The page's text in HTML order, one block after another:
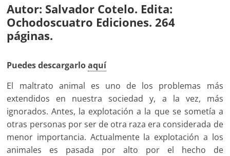
Autor: Salvador Cotelo. Edita:
Ochodoscuatro Ediciones. 264
páginas.
Puedes descargarloaquí
El maltrato animal es uno de los problemas más
extendidos en nuestra sociedad y, a la vez, más
ignorados. Antes, la explotación a la que se sometía a
otras personas por ser de otra raza era considerada de
menor importancia. Actualmente la explotación a los
animales es pasada por alto por el hecho de